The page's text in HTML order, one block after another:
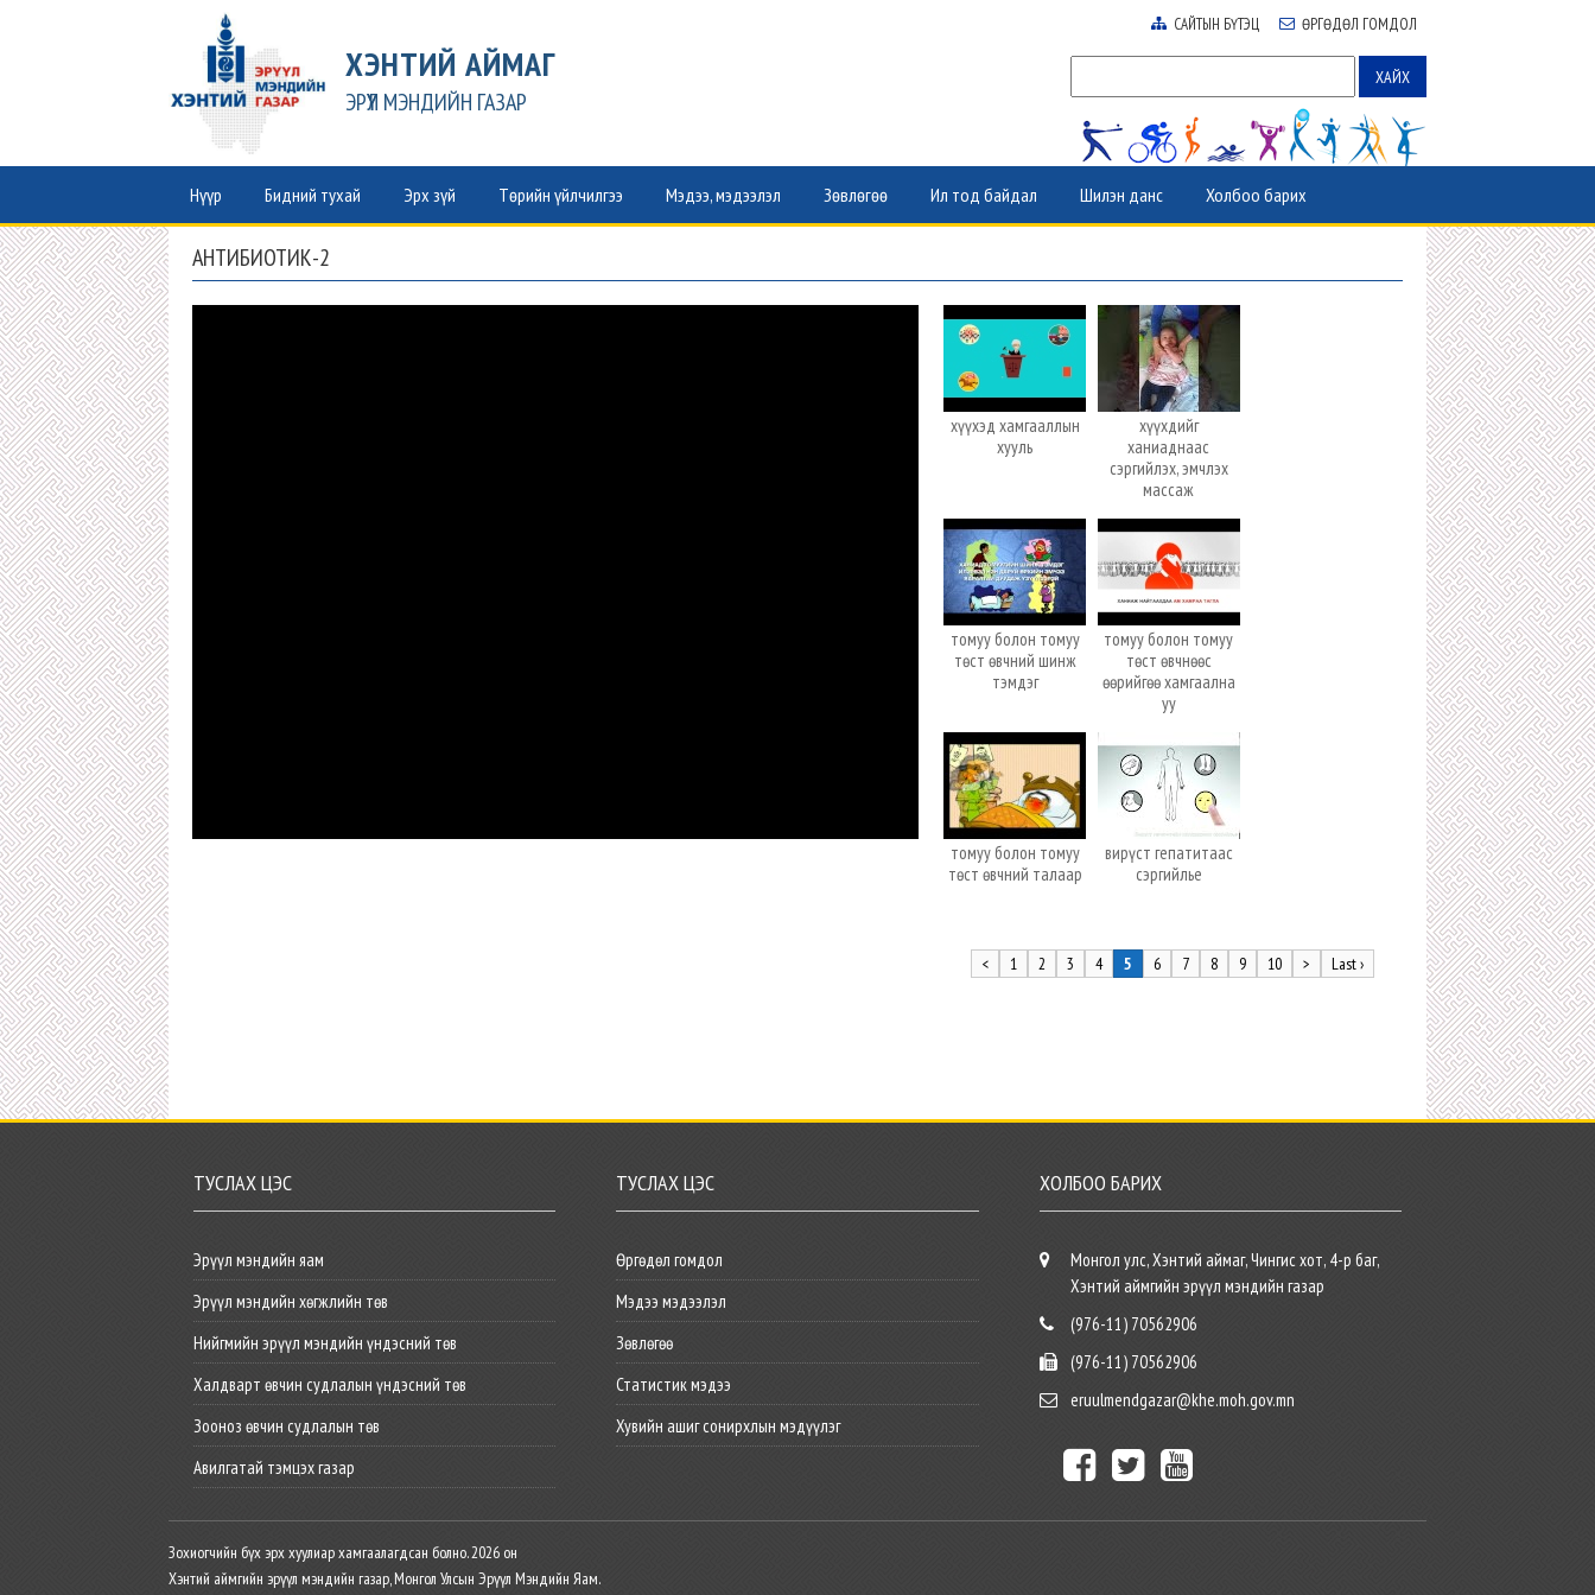
ХЭНТИЙ АЙМАГ
ЭРҮҮЛ МЭНДИЙН ГАЗАР
САЙТЫН БҮТЭЦ ӨРГӨДӨЛ ГОМДОЛ
Нүүр Бидний тухай Эрх зүй Төрийн үйлчилгээ Мэдээ, мэдээлэл Зөвлөгөө Ил тод байдал Шилэн данс Холбоо барих
АНТИБИОТИК-2
хүүхэд хамгааллын
хууль
хүүхдийг
ханиаднаас
сэргийлэх, эмчлэх
массаж
томуу болон томуу
төст өвчний шинж
тэмдэг
томуу болон томуу
төст өвчнөөс
өөрийгөө хамгаална
уу
томуу болон томуу
төст өвчний талаар
вирүст гепатитаас
сэргийлье
< 1 2 3 4 5 6 7 8 9 10 > Last ›
ТУСЛАХ ЦЭС
Эрүүл мэндийн яам
Эрүүл мэндийн хөгжлийн төв
Нийгмийн эрүүл мэндийн үндэсний төв
Халдварт өвчин судлалын үндэсний төв
Зооноз өвчин судлалын төв
Авилгатай тэмцэх газар
ТУСЛАХ ЦЭС
Өргөдөл гомдол
Мэдээ мэдээлэл
Зөвлөгөө
Статистик мэдээ
Хувийн ашиг сонирхлын мэдүүлэг
ХОЛБОО БАРИХ
Монгол улс, Хэнтий аймаг, Чингис хот, 4-р баг,
Хэнтий аймгийн эрүүл мэндийн газар
(976-11) 70562906
(976-11) 70562906
eruulmendgazar@khe.moh.gov.mn
Зохиогчийн бүх эрх хуулиар хамгаалагдсан болно. 2026 он
Хэнтий аймгийн эрүүл мэндийн газар, Монгол Улсын Эрүүл Мэндийн Яам.